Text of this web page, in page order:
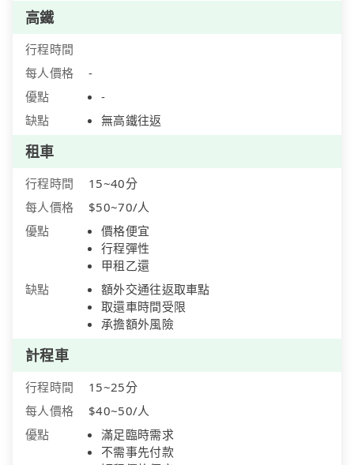
高鐵
行程時間
每人價格
-
優點
-
缺點
無高鐵往返
租車
行程時間
15~40分
每人價格
$50~70/人
優點
價格便宜
行程彈性
甲租乙還
缺點
額外交通往返取車點
取還車時間受限
承擔額外風險
計程車
行程時間
15~25分
每人價格
$40~50/人
優點
滿足臨時需求
不需事先付款